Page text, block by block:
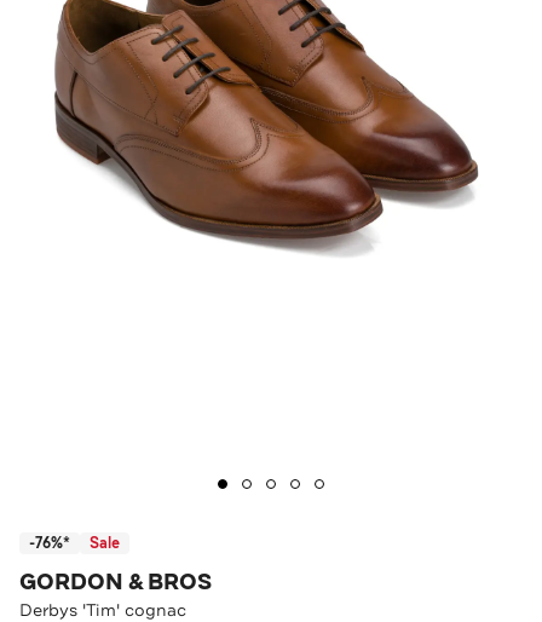
-76%* Sale
GORDON & BROS
Derbys 'Tim' cognac